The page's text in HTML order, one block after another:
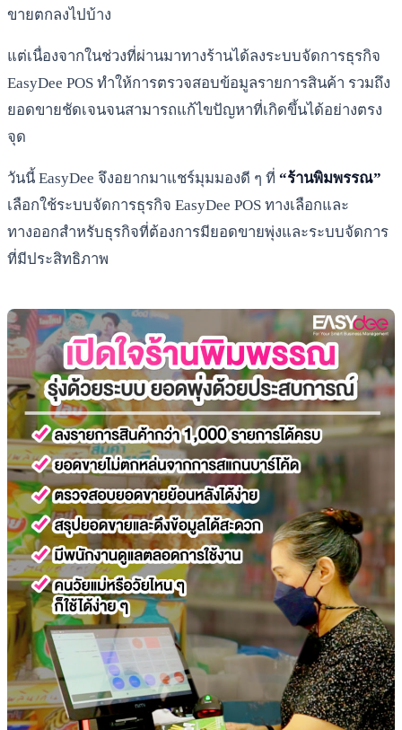
ขายตกลงไปบ้าง
แต่เนื่องจากในช่วงที่ผ่านมาทางร้านได้ลงระบบจัดการธุรกิจ
EasyDee POS ทำให้การตรวจสอบข้อมูลรายการสินค้า รวมถึง
ยอดขายชัดเจนจนสามารถแก้ไขปัญหาที่เกิดขึ้นได้อย่างตรง
จุด
วันนี้ EasyDee จึงอยากมาแชร์มุมมองดี ๆ ที่ “ร้านพิมพรรณ”
เลือกใช้ระบบจัดการธุรกิจ EasyDee POS ทางเลือกและ
ทางออกสำหรับธุรกิจที่ต้องการมียอดขายพุ่งและระบบจัดการ
ที่มีประสิทธิภาพ